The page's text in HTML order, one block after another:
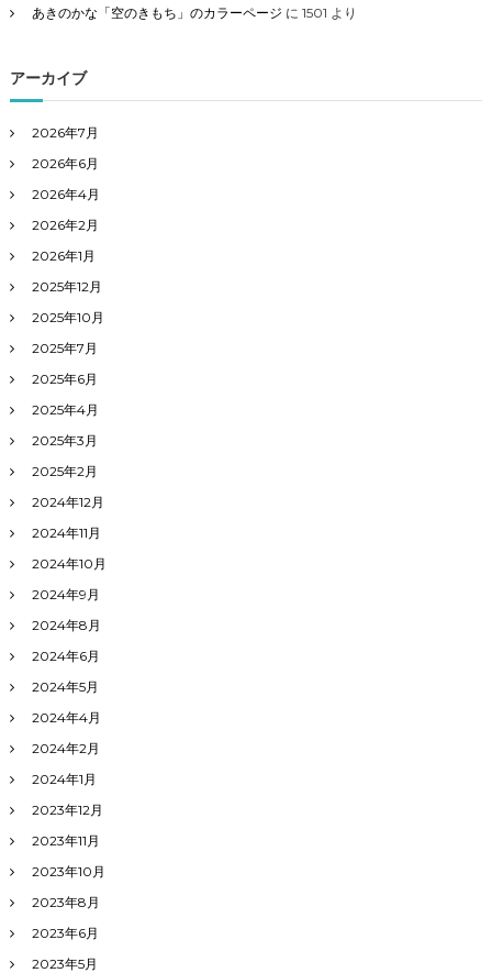
あきのかな「空のきもち」のカラーページ に 1501 より
アーカイブ
2026年7月
2026年6月
2026年4月
2026年2月
2026年1月
2025年12月
2025年10月
2025年7月
2025年6月
2025年4月
2025年3月
2025年2月
2024年12月
2024年11月
2024年10月
2024年9月
2024年8月
2024年6月
2024年5月
2024年4月
2024年2月
2024年1月
2023年12月
2023年11月
2023年10月
2023年8月
2023年6月
2023年5月